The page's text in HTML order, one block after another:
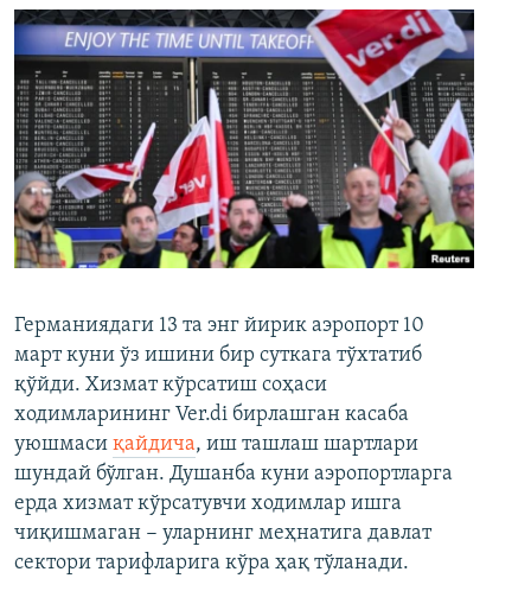
Германиядаги 13 та энг йирик аэропорт 10
март куни ўз ишини бир суткага тўхтатиб
қўйди. Хизмат кўрсатиш соҳаси
ходимларининг Ver.di бирлашган касаба
уюшмаси қайдича, иш ташлаш шартлари
шундай бўлган. Душанба куни аэропортларга
ерда хизмат кўрсатувчи ходимлар ишга
чиқишмаган − уларнинг меҳнатига давлат
сектори тарифларига кўра ҳақ тўланади.